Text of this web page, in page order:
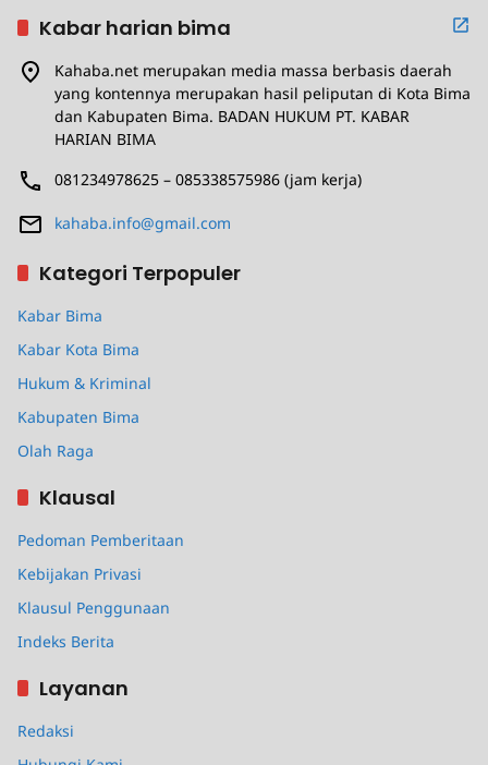
Kabar harian bima
Kahaba.net merupakan media massa berbasis daerah
yang kontennya merupakan hasil peliputan di Kota Bima
dan Kabupaten Bima. BADAN HUKUM PT. KABAR
HARIAN BIMA
081234978625 – 085338575986 (jam kerja)
kahaba.info@gmail.com
Kategori Terpopuler
Kabar Bima
Kabar Kota Bima
Hukum & Kriminal
Kabupaten Bima
Olah Raga
Klausal
Pedoman Pemberitaan
Kebijakan Privasi
Klausul Penggunaan
Indeks Berita
Layanan
Redaksi